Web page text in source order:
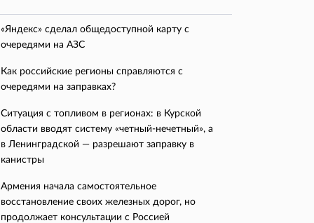
«Яндекс» сделал общедоступной карту с
очередями на АЗС
Как российские регионы справляются с
очередями на заправках?
Ситуация с топливом в регионах: в Курской
области вводят систему «четный-нечетный», а
в Ленинградской — разрешают заправку в
канистры
Армения начала самостоятельное
восстановление своих железных дорог, но
продолжает консультации с Россией